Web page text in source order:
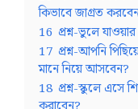
কিভাবে জাগ্রত
16 প্রশ্ন-ভুলে
17 প্রশ্ন-আপনি
মানে নিয়ে আসবেন?
18 প্রশ্ন-স্কুলে এসে